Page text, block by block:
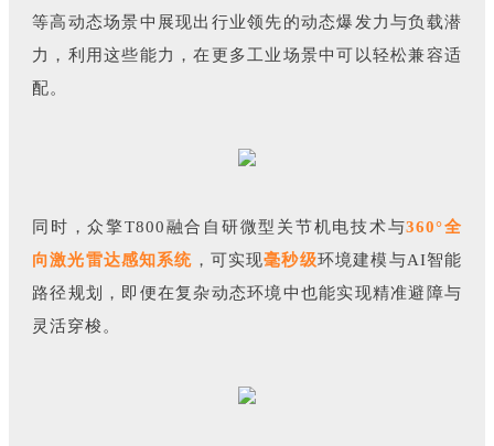
等高动态场景中展现出行业领先的动态爆发力与负载潜
力，利用这些能力，在更多工业场景中可以轻松兼容适
配。
同时，众擎T800融合自研微型关节机电技术与360°全
向激光雷达感知系统 ，可实现毫秒级环境建模与AI智能
路径规划，即便在复杂动态环境中也能实现精准避障与
灵活穿梭。